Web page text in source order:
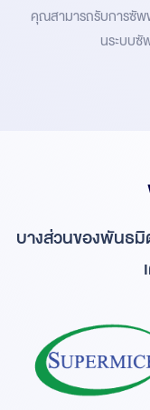
คุณสามารถรับการซัพ
นระบบ
บางส่วนของพันธมิ